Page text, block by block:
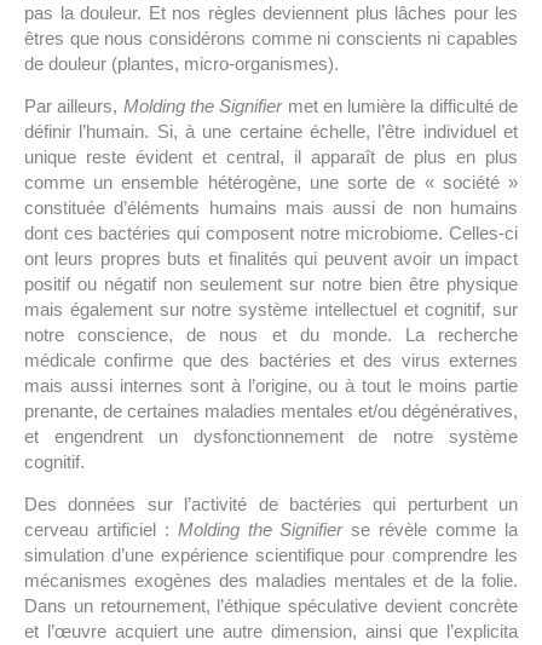
pas la douleur. Et nos règles deviennent plus lâches pour les
êtres que nous considérons comme ni conscients ni capables
de douleur (plantes, micro-organismes).
Par ailleurs, Molding the Signifiermet en lumière la difficulté de
définir l’humain. Si, à une certaine échelle, l’être individuel et
unique reste évident et central, il apparaît de plus en plus
comme un ensemble hétérogène, une sorte de « société »
constituée d’éléments humains mais aussi de non humains
dont ces bactéries qui composent notre microbiome. Celles-ci
ont leurs propres buts et finalités qui peuvent avoir un impact
positif ou négatif non seulement sur notre bien être physique
mais également sur notre système intellectuel et cognitif, sur
notre conscience, de nous et du monde. La recherche
médicale confirme que des bactéries et des virus externes
mais aussi internes sont à l’origine, ou à tout le moins partie
prenante, de certaines maladies mentales et/ou dégénératives,
et engendrent un dysfonctionnement de notre système
cognitif.
Des données sur l’activité de bactéries qui perturbent un
cerveau artificiel : Molding the Signifierse révèle comme la
simulation d’une expérience scientifique pour comprendre les
mécanismes exogènes des maladies mentales et de la folie.
Dans un retournement, l’éthique spéculative devient concrète
et l’œuvre acquiert une autre dimension, ainsi que l’explicita